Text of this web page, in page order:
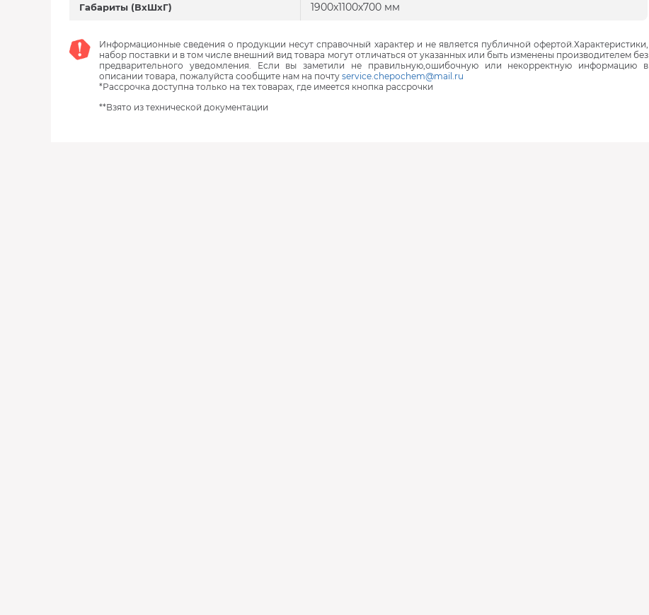
Габариты (ВхШхГ) 1900х1100х700 мм
Информационные сведения о продукции несут справочный характер и не является публичной офертой.Характеристики,
набор поставки и в том числе внешний вид товара могут отличаться от указанных или быть изменены производителем без
предварительного уведомления. Если вы заметили не правильную,ошибочную или некорректную информацию в
описании товара, пожалуйста сообщите нам на почту service.chepochem@mail.ru
*Рассрочка доступна только на тех товарах, где имеется кнопка рассрочки
**Взято из технической документации